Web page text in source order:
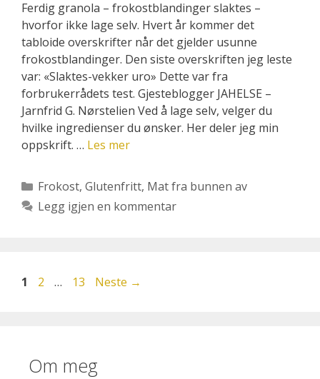
Ferdig granola – frokostblandinger slaktes –
hvorfor ikke lage selv. Hvert år kommer det
tabloide overskrifter når det gjelder usunne
frokostblandinger. Den siste overskriften jeg leste
var: «Slaktes-vekker uro» Dette var fra
forbrukerrådets test. Gjesteblogger JAHELSE –
Jarnfrid G. Nørstelien Ved å lage selv, velger du
hvilke ingredienser du ønsker. Her deler jeg min
oppskrift. … Les mer
Kategorier
Frokost, Glutenfritt, Mat fra bunnen av
Legg igjen en kommentar
Side
1 Side
2 … Side
13 Neste →
Om meg